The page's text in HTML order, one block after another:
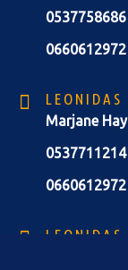
0537758686
0660612972
LEONIDAS
Marjane
0537711214
0660612972
LEONIDAS